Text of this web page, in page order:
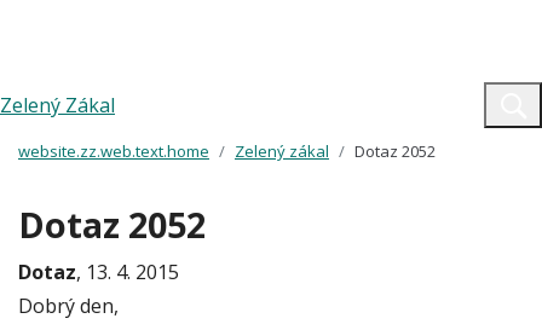
Zelený Zákal
website.zz.web.text.home Zelený zákal Dotaz 2052
Dotaz 2052
Dotaz, 13. 4. 2015
Dobrý den,